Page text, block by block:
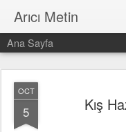
Arıcı Metin
Ana Sayfa
OCT
5 Kış